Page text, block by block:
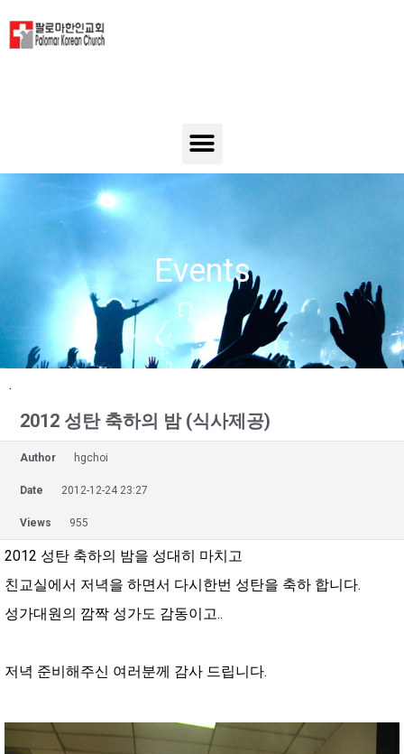
Events
.
2012 성탄 축하의 밤 (식사제공)
Author hgchoi
Date 2012-12-24 23:27
Views 955
2012 성탄 축하의 밤을 성대히 마치고
친교실에서 저녁을 하면서 다시한번 성탄을 축하 합니다.
성가대원의 깜짝 성가도 감동이고..
저녁 준비해주신 여러분께 감사 드립니다.